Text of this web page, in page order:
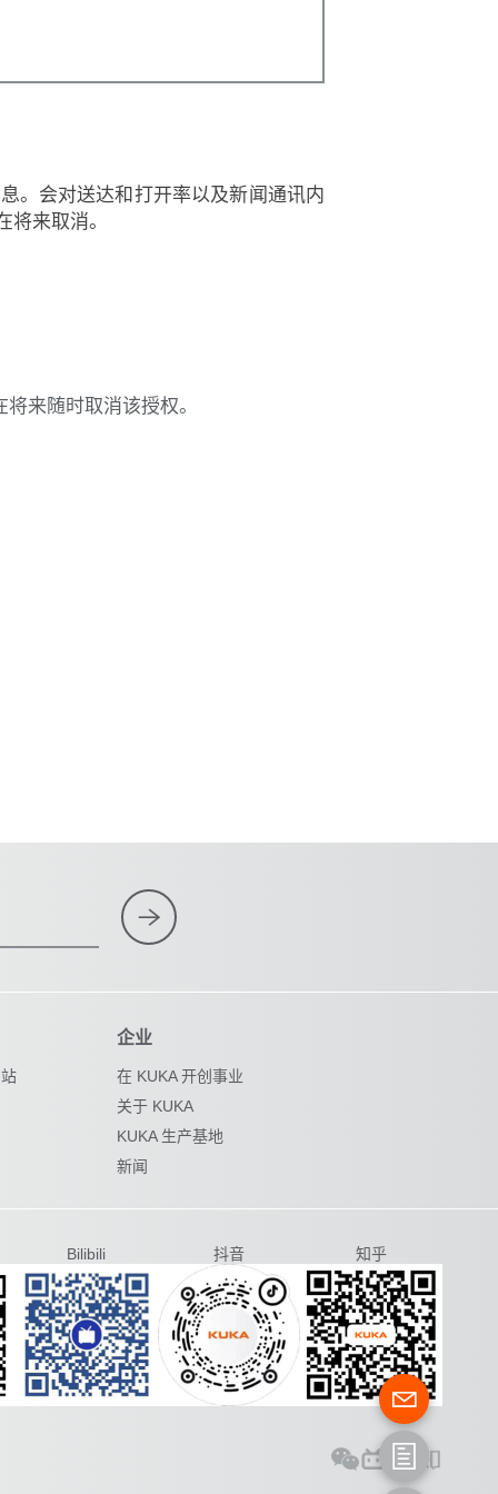
。会对送达和打开率以及新闻通讯内
将来取消。
来随时取消该授权。
企业
在 KUKA 开创事业
关于 KUKA
KUKA 生产基地
新闻
Bilibili 抖音 知乎